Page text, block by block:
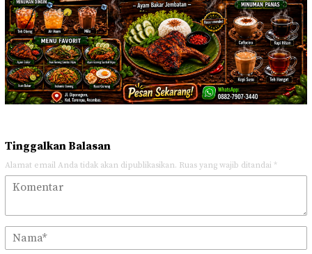
Tinggalkan Balasan
Alamat email Anda tidak akan dipublikasikan. Ruas yang wajib ditandai *